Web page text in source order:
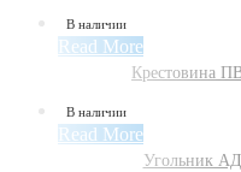
В наличии
Read More
Крестовина
В наличии
Read More
Угольник